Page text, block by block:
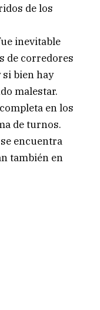
de los
inevitable
de corredores
si bien hay
malestar.
en los
de turnos.
encuentra
también en